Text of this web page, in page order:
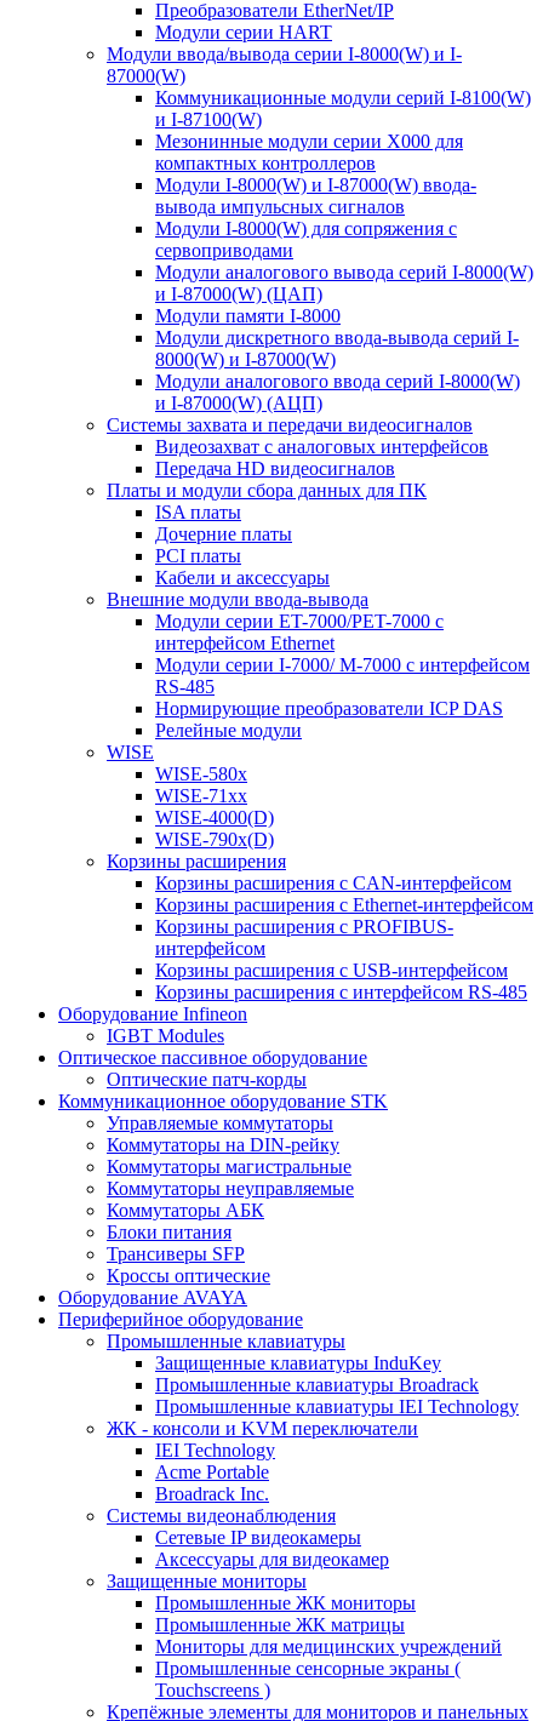
Преобразователи EtherNet/IP
Модули серии HART
Модули ввода/вывода серии I-8000(W) и I-
87000(W)
Коммуникационные модули серий I-8100(W)
и I-87100(W)
Мезонинные модули серии X000 для
компактных контроллеров
Модули I-8000(W) и I-87000(W) ввода-
вывода импульсных сигналов
Модули I-8000(W) для сопряжения с
сервоприводами
Модули аналогового вывода серий I-8000(W)
и I-87000(W) (ЦАП)
Модули памяти I-8000
Модули дискретного ввода-вывода серий I-
8000(W) и I-87000(W)
Модули аналогового ввода серий I-8000(W)
и I-87000(W) (АЦП)
Системы захвата и передачи видеосигналов
Видеозахват с аналоговых интерфейсов
Передача HD видеосигналов
Платы и модули сбора данных для ПК
ISA платы
Дочерние платы
PCI платы
Кабели и аксессуары
Внешние модули ввода-вывода
Модули серии ET-7000/PET-7000 с
интерфейсом Ethernet
Модули серии I-7000/ M-7000 с интерфейсом
RS-485
Нормирующие преобразователи ICP DAS
Релейные модули
WISE
WISE-580x
WISE-71xx
WISE-4000(D)
WISE-790x(D)
Корзины расширения
Корзины расширения с CAN-интерфейсом
Корзины расширения с Ethernet-интерфейсом
Корзины расширения с PROFIBUS-
интерфейсом
Корзины расширения с USB-интерфейсом
Корзины расширения с интерфейсом RS-485
Оборудование Infineon
IGBT Modules
Оптическое пассивное оборудование
Оптические патч-корды
Коммуникационное оборудование STK
Управляемые коммутаторы
Коммутаторы на DIN-рейку
Коммутаторы магистральные
Коммутаторы неуправляемые
Коммутаторы АБК
Блоки питания
Трансиверы SFP
Кроссы оптические
Оборудование AVAYA
Периферийное оборудование
Промышленные клавиатуры
Защищенные клавиатуры InduKey
Промышленные клавиатуры Broadrack
Промышленные клавиатуры IEI Technology
ЖК - консоли и KVM переключатели
IEI Technology
Acme Portable
Broadrack Inc.
Системы видеонаблюдения
Сетевые IP видеокамеры
Аксессуары для видеокамер
Защищенные мониторы
Промышленные ЖК мониторы
Промышленные ЖК матрицы
Мониторы для медицинских учреждений
Промышленные сенсорные экраны (
Touchscreens )
Крепёжные элементы для мониторов и панельных